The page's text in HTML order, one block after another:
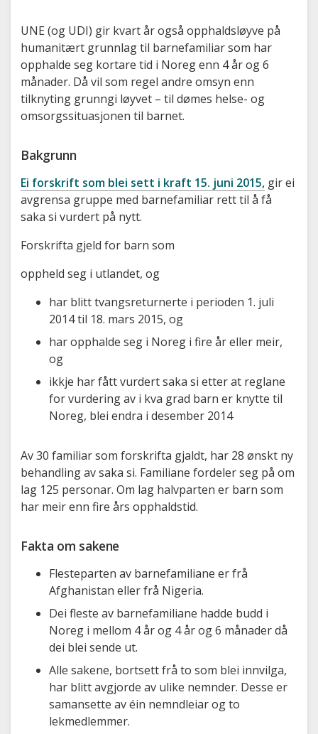
UNE (og UDI) gir kvart år også opphaldsløyve på
humanitært grunnlag til barnefamiliar som har
opphalde seg kortare tid i Noreg enn 4 år og 6
månader. Då vil som regel andre omsyn enn
tilknyting grunngi løyvet – til dømes helse- og
omsorgssituasjonen til barnet.
Bakgrunn
Ei forskrift som blei sett i kraft 15. juni 2015, gir ei
avgrensa gruppe med barnefamiliar rett til å få
saka si vurdert på nytt.
Forskrifta gjeld for barn som
oppheld seg i utlandet, og
har blitt tvangsreturnerte i perioden 1. juli
2014 til 18. mars 2015, og
har opphalde seg i Noreg i fire år eller meir,
og
ikkje har fått vurdert saka si etter at reglane
for vurdering av i kva grad barn er knytte til
Noreg, blei endra i desember 2014
Av 30 familiar som forskrifta gjaldt, har 28 ønskt ny
behandling av saka si. Familiane fordeler seg på om
lag 125 personar. Om lag halvparten er barn som
har meir enn fire års opphaldstid.
Fakta om sakene
Flesteparten av barnefamiliane er frå
Afghanistan eller frå Nigeria.
Dei fleste av barnefamiliane hadde budd i
Noreg i mellom 4 år og 4 år og 6 månader då
dei blei sende ut.
Alle sakene, bortsett frå to som blei innvilga,
har blitt avgjorde av ulike nemnder. Desse er
samansette av éin nemndleiar og to
lekmedlemmer.